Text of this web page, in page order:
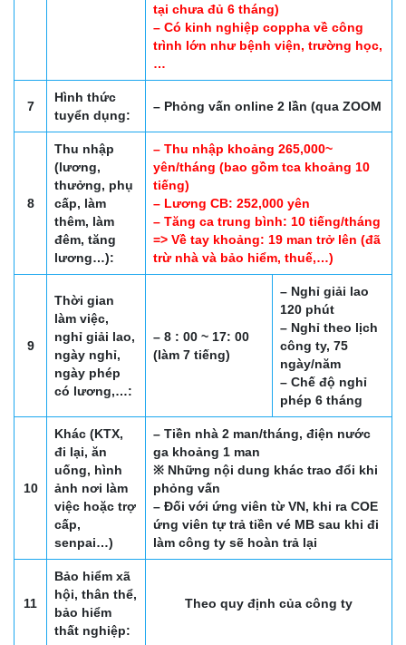
tại chưa đủ 6 tháng)
– Có kinh nghiệp coppha về công
trình lớn như bệnh viện, trường học,
…
7
Hình thức
tuyển dụng:
– Phỏng vấn online 2 lần (qua ZOOM
8
Thu nhập
(lương,
thưởng, phụ
cấp, làm
thêm, làm
đêm, tăng
lương…):
– Thu nhập khoảng 265,000~
yên/tháng (bao gồm tca khoảng 10
tiếng)
– Lương CB: 252,000 yên
– Tăng ca trung bình: 10 tiếng/tháng
=> Về tay khoảng: 19 man trở lên (đã
trừ nhà và bảo hiểm, thuế,…)
9
Thời gian
làm việc,
nghỉ giải lao,
ngày nghỉ,
ngày phép
có lương,…:
– 8 : 00 ~ 17: 00
(làm 7 tiếng)
– Nghỉ giải lao
120 phút
– Nghỉ theo lịch
công ty, 75
ngày/năm
– Chế độ nghỉ
phép 6 tháng
10
Khác (KTX,
đi lại, ăn
uống, hình
ảnh nơi làm
việc hoặc trợ
cấp,
senpai…)
– Tiền nhà 2 man/tháng, điện nước
ga khoảng 1 man
※ Những nội dung khác trao đổi khi
phỏng vấn
– Đối với ứng viên từ VN, khi ra COE
ứng viên tự trả tiền vé MB sau khi đi
làm công ty sẽ hoàn trả lại
11
Bảo hiểm xã
hội, thân thể,
bảo hiểm
thất nghiệp:
Theo quy định của công ty